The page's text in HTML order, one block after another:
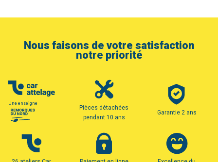
Nous faisons de votre satisfaction
notre priorité
Une enseigne
Pièces détachées
pendant 10 ans
Garantie 2 ans